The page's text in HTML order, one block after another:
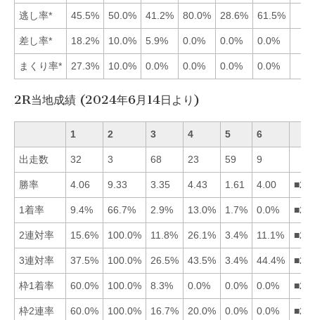
逃し率* 45.5% 50.0% 41.2% 80.0% 28.6% 61.5%
差し率* 18.2% 10.0% 5.9% 0.0% 0.0% 0.0%
まくり率* 27.3% 10.0% 0.0% 0.0% 0.0% 0.0%
2R当地成績 (2024年6月14日より)
1 2 3 4 5 6
出走数 32 3 68 23 59 9
勝率 4.06 9.33 3.35 4.43 1.61 4.00
1着率 9.4% 66.7% 2.9% 13.0% 1.7% 0.0%
2連対率 15.6% 100.0% 11.8% 26.1% 3.4% 11.1%
3連対率 37.5% 100.0% 26.5% 43.5% 3.4% 44.4%
枠1着率 60.0% 100.0% 8.3% 0.0% 0.0% 0.0%
枠2連率 60.0% 100.0% 16.7% 20.0% 0.0% 0.0%